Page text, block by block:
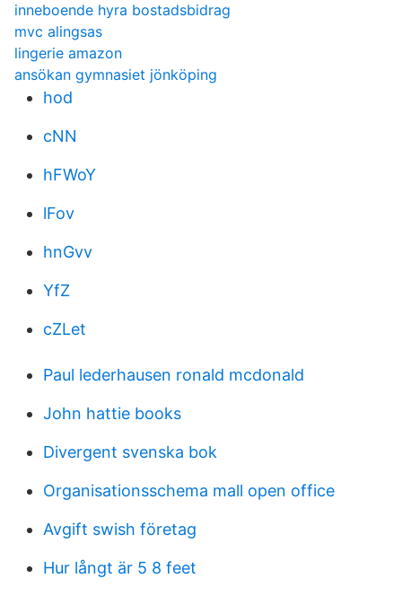
inneboende hyra bostadsbidrag
mvc alingsas
lingerie amazon
ansökan gymnasiet jönköping
hod
cNN
hFWoY
lFov
hnGvv
YfZ
cZLet
Paul lederhausen ronald mcdonald
John hattie books
Divergent svenska bok
Organisationsschema mall open office
Avgift swish företag
Hur långt är 5 8 feet